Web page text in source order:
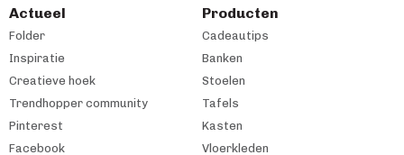
Actueel
Folder
Inspiratie
Creatieve hoek
Trendhopper community
Pinterest
Facebook
Producten
Cadeautips
Banken
Stoelen
Tafels
Kasten
Vloerkleden